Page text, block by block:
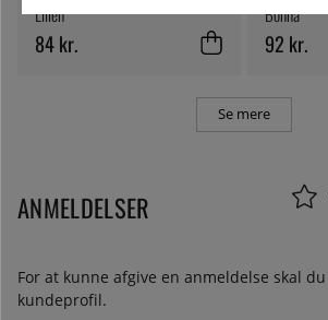
Lilien
84 kr.
Bonna
92 kr.
Se mere
ANMELDELSER
For at kunne afgive en anmeldelse skal du
kundeprofil.